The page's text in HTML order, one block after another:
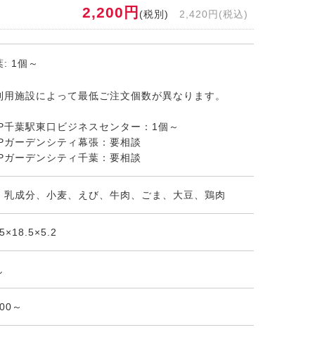
2,200円 (税別) 2,420円(税込)
: 1個～
用施設によって最低ご注文個数が異なります。
千葉駅東口ビジネスセンター：1個～
ガーデンシティ幕張：要相談
ガーデンシティ千葉：要相談
乳成分、小麦、えび、牛肉、ごま、大豆、鶏肉
～